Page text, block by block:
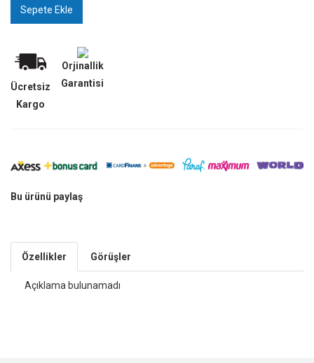
Ücretsiz
Kargo
Orjinallik
Garantisi
Bu ürünü paylaş
Özellikler Görüşler
Açıklama bulunamadı